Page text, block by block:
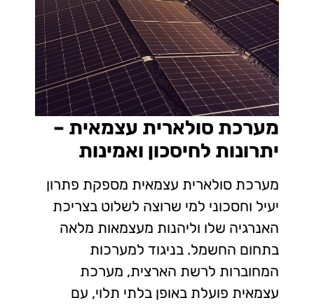
מערכת סולארית עצמאית –
יתרונות לחיסכון ואמינות
מערכת סולארית עצמאית מספקת פתרון
יעיל וחסכוני למי שרוצה לשלוט בצריכת
האנרגיה שלו וליהנות מעצמאות מלאה
בתחום החשמל. בניגוד למערכות
המחוברות לרשת הארצית, מערכת
עצמאית פועלת באופן בלתי תלוי, עם